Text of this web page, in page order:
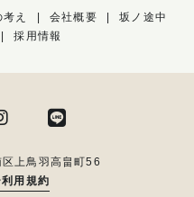
え 会社概要
坂ノ途中
採用情報
上鳥羽高畠町56
利用規約